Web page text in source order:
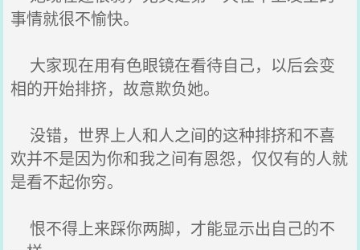
事情就很不愉快。
大家现在用有色眼镜在看待自己，以后会变
相的开始排挤，故意欺负她。
没错，世界上人和人之间的这种排挤和不喜
欢并不是因为你和我之间有恩怨，仅仅有的人就
是看不起你穷。
恨不得上来踩你两脚，才能显示出自己的不